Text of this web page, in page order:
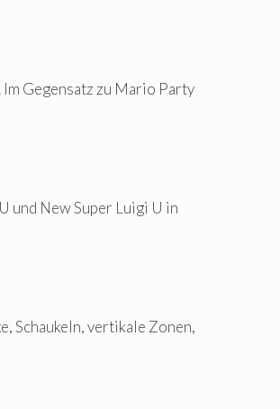
Gegensatz zu Mario Party
und New Super Luigi U in
Schaukeln, vertikale Zonen,